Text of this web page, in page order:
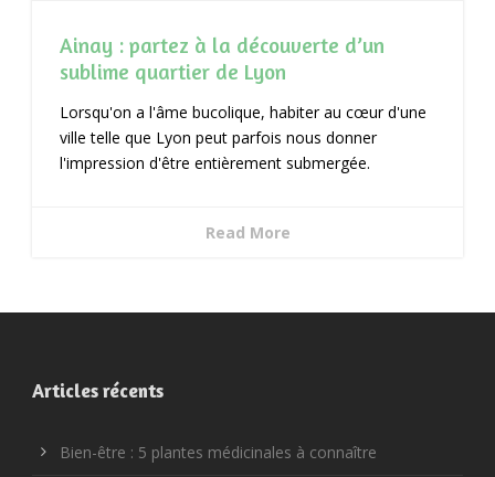
Ainay : partez à la découverte d’un
sublime quartier de Lyon
Lorsqu'on a l'âme bucolique, habiter au cœur d'une
ville telle que Lyon peut parfois nous donner
l'impression d'être entièrement submergée.
Read More
Articles récents
Bien-être : 5 plantes médicinales à connaître